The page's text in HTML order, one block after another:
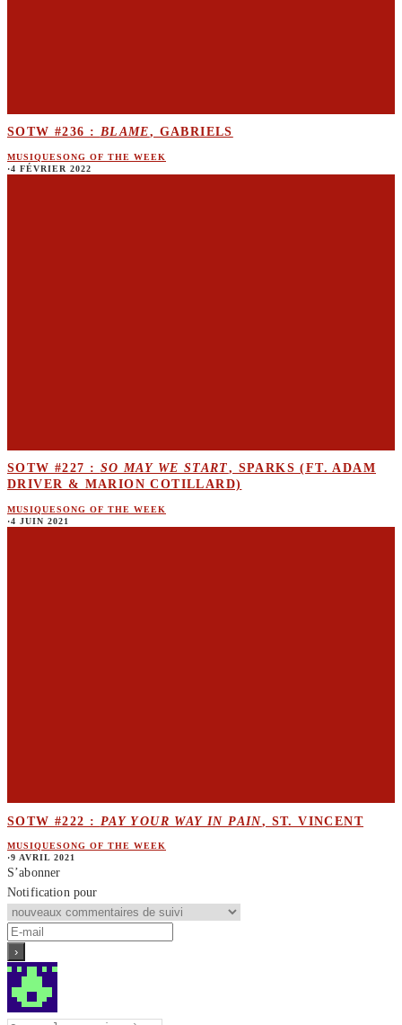
SOTW #236 : BLAME, GABRIELS
MUSIQUESONG OF THE WEEK
·4 FÉVRIER 2022
SOTW #227 : SO MAY WE START, SPARKS (FT. ADAM
DRIVER & MARION COTILLARD)
MUSIQUESONG OF THE WEEK
·4 JUIN 2021
SOTW #222 : PAY YOUR WAY IN PAIN, ST. VINCENT
MUSIQUESONG OF THE WEEK
·9 AVRIL 2021
S’abonner
Notification pour